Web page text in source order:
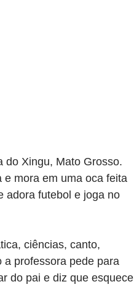
do Xingu, Mato Grosso.
mora em uma oca feita
adora futebol e joga no
ciências, canto,
a professora pede para
do pai e diz que esquece